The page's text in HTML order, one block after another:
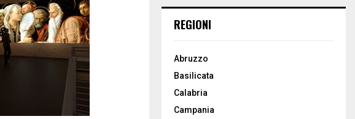
REGIONI
Abruzzo
Basilicata
Calabria
Campania